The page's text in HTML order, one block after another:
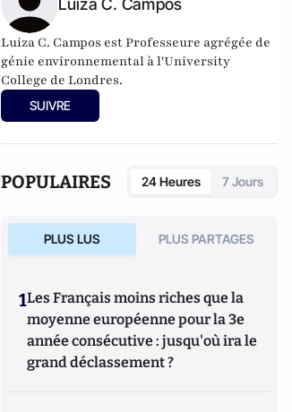
Luiza C. Campos
Luiza C. Campos est Professeure agrégée de
génie environnemental à l'University
College de Londres.
SUIVRE
POPULAIRES 24 Heures 7 Jours
PLUS LUS PLUS PARTAGES
1Les Français moins riches que la
moyenne européenne pour la 3e
année consécutive : jusqu'où ira le
grand déclassement ?